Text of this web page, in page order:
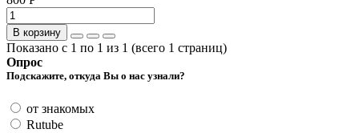
В корзину
Показано с 1 по 1 из 1 (всего 1 страниц)
Опрос
Подскажите, откуда Вы о нас узнали?
от знакомых
Rutube